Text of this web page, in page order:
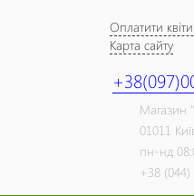
Оплатити
Карта сайту
Магазин
01011
пн-нд
+38